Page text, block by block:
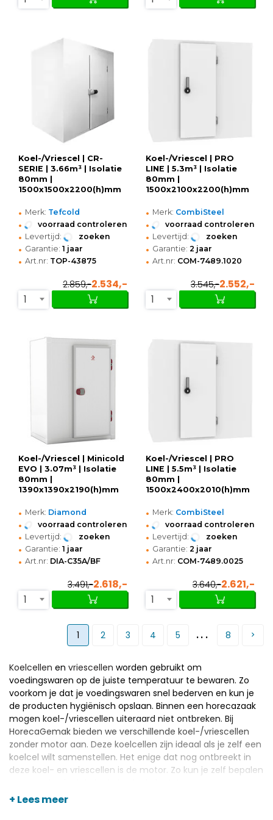
Koel-/Vriescel | CR-
SERIE | 3.66m³ | Isolatie
80mm |
1500x1500x2200(h)mm
• Merk: Tefcold
• voorraad controleren
• Levertijd: zoeken
• Garantie: 1 jaar
• Art.nr: TOP-43875
2.859,-2.534,-
1
Koel-/Vriescel | PRO
LINE | 5.3m³ | Isolatie
80mm |
1500x2100x2200(h)mm
• Merk: CombiSteel
• voorraad controleren
• Levertijd: zoeken
• Garantie: 2 jaar
• Art.nr: COM-7489.1020
3.545,-2.552,-
1
Koel-/Vriescel | Minicold
EVO | 3.07m³ | Isolatie
80mm |
1390x1390x2190(h)mm
• Merk: Diamond
• voorraad controleren
• Levertijd: zoeken
• Garantie: 1 jaar
• Art.nr: DIA-C35A/BF
3.491,-2.618,-
1
Koel-/Vriescel | PRO
LINE | 5.5m³ | Isolatie
80mm |
1500x2400x2010(h)mm
• Merk: CombiSteel
• voorraad controleren
• Levertijd: zoeken
• Garantie: 2 jaar
• Art.nr: COM-7489.0025
3.640,-2.621,-
1
1 2 3 4 5 ... 8
Koelcellen en vriescellen worden gebruikt om
voedingswaren op de juiste temperatuur te bewaren. Zo
voorkom je dat je voedingswaren snel bederven en kun je
de producten hygiënisch opslaan. Binnen een horecazaak
mogen koel-/vriescellen uiteraard niet ontbreken. Bij
HorecaGemak bieden we verschillende koel-/vriescellen
zonder motor aan. Deze koelcellen zijn ideaal als je zelf een
koelcel wilt samenstellen. Het enige dat nog ontbreekt in
deze koel- en vriescellen is de motor. Zo kun je zelf bepalen
+ Lees meer